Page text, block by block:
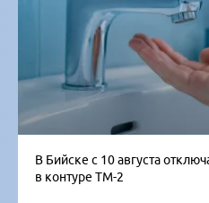
В Бийске с 10 августа
в контуре ТМ-2